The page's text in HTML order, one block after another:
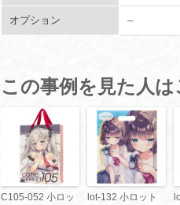
オプション –
この事例を見た人
C105-052 小ロッ
lot-132 小ロット